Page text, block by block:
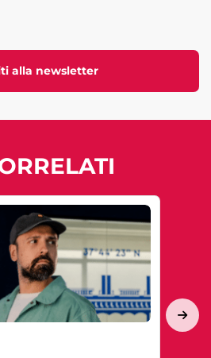
alla newsletter